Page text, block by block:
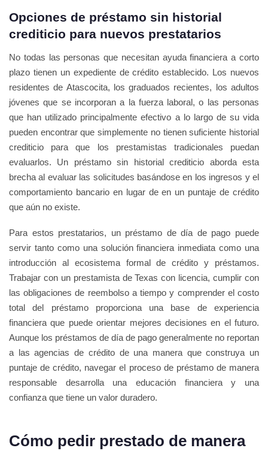
Opciones de préstamo sin historial
crediticio para nuevos prestatarios
No todas las personas que necesitan ayuda financiera a corto
plazo tienen un expediente de crédito establecido. Los nuevos
residentes de Atascocita, los graduados recientes, los adultos
jóvenes que se incorporan a la fuerza laboral, o las personas
que han utilizado principalmente efectivo a lo largo de su vida
pueden encontrar que simplemente no tienen suficiente historial
crediticio para que los prestamistas tradicionales puedan
evaluarlos. Un préstamo sin historial crediticio aborda esta
brecha al evaluar las solicitudes basándose en los ingresos y el
comportamiento bancario en lugar de en un puntaje de crédito
que aún no existe.
Para estos prestatarios, un préstamo de día de pago puede
servir tanto como una solución financiera inmediata como una
introducción al ecosistema formal de crédito y préstamos.
Trabajar con un prestamista de Texas con licencia, cumplir con
las obligaciones de reembolso a tiempo y comprender el costo
total del préstamo proporciona una base de experiencia
financiera que puede orientar mejores decisiones en el futuro.
Aunque los préstamos de día de pago generalmente no reportan
a las agencias de crédito de una manera que construya un
puntaje de crédito, navegar el proceso de préstamo de manera
responsable desarrolla una educación financiera y una
confianza que tiene un valor duradero.
Cómo pedir prestado de manera